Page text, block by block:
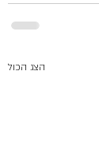
הצג הכול